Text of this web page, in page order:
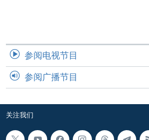
台海两岸关系
南中国海争端
关注西藏
GEN Z 看美国
其他语言网站
参阅电视节目
参阅广播节目
关注我们